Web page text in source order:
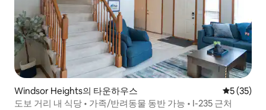
Windsor Heights의 타운하우스 평점 5점
5 (35)
도보 거리 내 식당 • 가족/반려동물 동반 가능 • I-235 근처